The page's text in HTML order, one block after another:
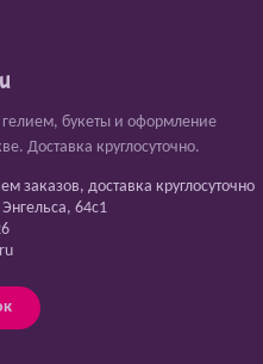
букеты и оформление
Доставка круглосуточно.
заказов, доставка круглосуточно
64с1